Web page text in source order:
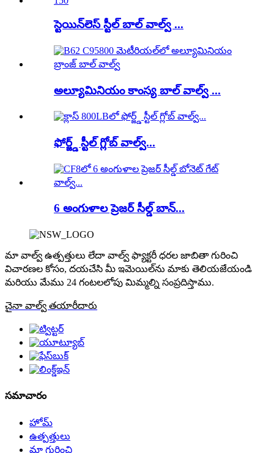
స్టెయిన్‌లెస్ స్టీల్ బాల్ వాల్వ్ ...
అల్యూమినియం కాంస్య బాల్ వాల్వ్ ...
ఫోర్జ్డ్ స్టీల్ గ్లోబ్ వాల్వ్...
6 అంగుళాల ప్రెజర్ సీల్డ్ బాన్...
మా వాల్వ్ ఉత్పత్తులు లేదా వాల్వ్ ఫ్యాక్టరీ ధరల జాబితా గురించి
విచారణల కోసం, దయచేసి మీ ఇమెయిల్‌ను మాకు తెలియజేయండి
మరియు మేము 24 గంటలలోపు మిమ్మల్ని సంప్రదిస్తాము.
చైనా వాల్వ్ తయారీదారు
సమాచారం
హోమ్
ఉత్పత్తులు
మా గురించి